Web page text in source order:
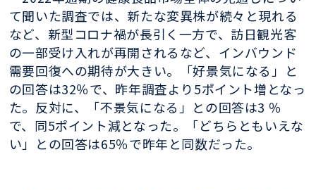
て聞いた調査では、新たな変異株が続々と現れる
など、新型コロナ禍が長引く一方で、訪日観光客
の一部受け入れが再開されるなど、インバウンド
需要回復への期待が大きい。「好景気になる」と
の回答は32％で、昨年調査より5ポイント増となっ
た。反対に、「不景気になる」との回答は3 ％
で、同5ポイント減となった。「どちらともいえな
い」との回答は65％で昨年と同数だった。